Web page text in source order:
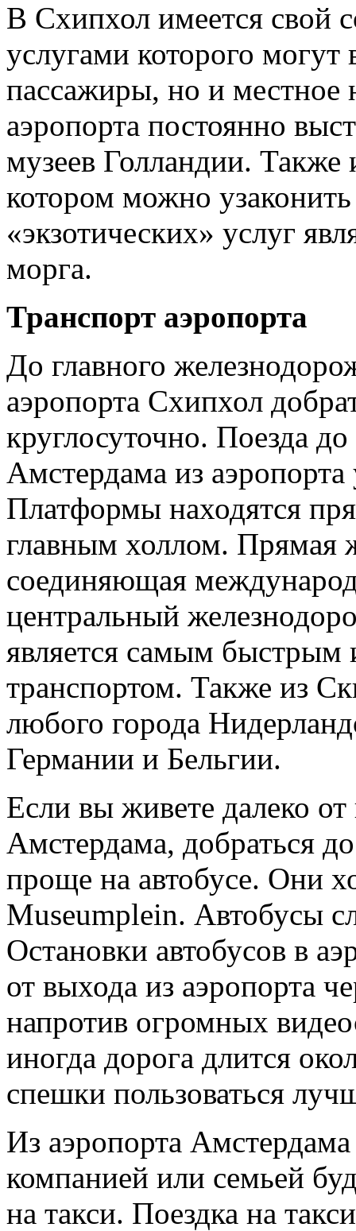
В Схипхол имеется свой
услугами которого могут
пассажиры, но и местное
аэропорта постоянно
музеев Голландии. Также
котором можно
«экзотических» услуг
морга.
Транспорт аэропорта
До главного
аэропорта Схипхол
круглосуточно. Поезда
Амстердама из
Платформы находятся
главным холлом. Прямая
соединяющая
центральный
является самым быстрым
транспортом. Также из
любого города
Германии и Бельгии.
Если вы живете далеко от
Амстердама, добраться
проще на автобусе. Они
Museumplein. Автобусы
Остановки автобусов в
от выхода из аэропорта
напротив огромных
иногда дорога длится
спешки пользоваться
Из аэропорта
компанией или семьей
на такси. Поездка на